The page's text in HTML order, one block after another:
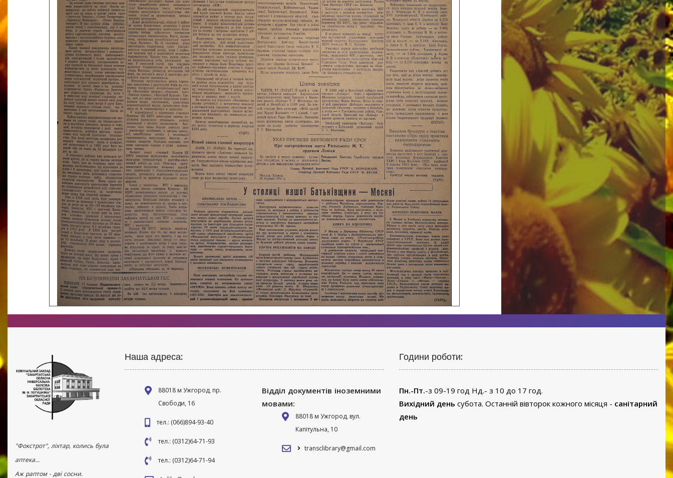
"Фокстрот", ліхтар, колись була
аптека...
Аж раптом - дві сосни.
Наша адреса:
88018 м Ужгород, пр.
Свободи, 16
тел.: (066)894-93-40
тел.: (0312)64-71-93
тел.: (0312)64-71-94
Відділ документів іноземними
мовами:
88018 м Ужгород, вул.
Капітульна, 10
transclibrary@gmail.com
Години роботи:
Пн.-Пт.-з 09-19 год Нд.- з 10 до 17 год.
Вихідний день субота. Останній вівторок кожного місяця - санітарний
день